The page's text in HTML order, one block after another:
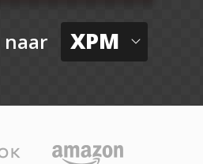
naar XPM